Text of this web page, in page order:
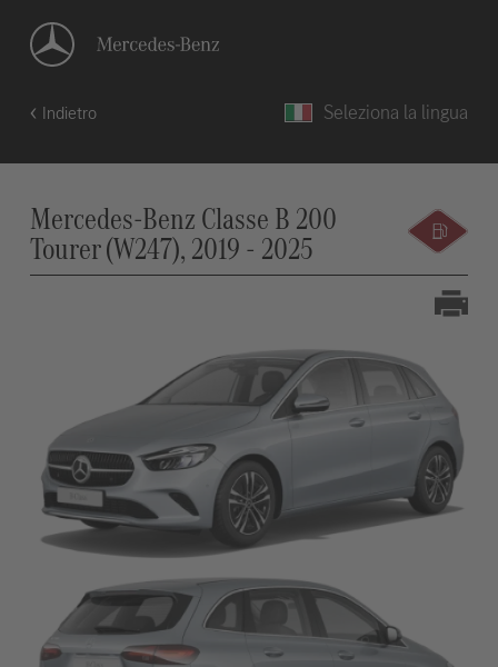
Indietro Seleziona la lingua
Mercedes-Benz Classe B 200
Tourer (W247), 2019 - 2025